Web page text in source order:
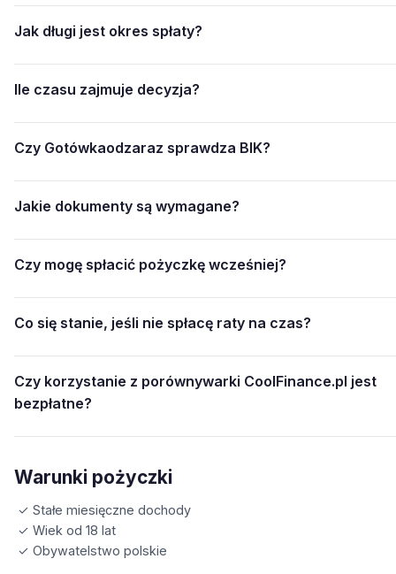
Jak długi jest okres spłaty?
Ile czasu zajmuje decyzja?
Czy Gotówkaodzaraz sprawdza BIK?
Jakie dokumenty są wymagane?
Czy mogę spłacić pożyczkę wcześniej?
Co się stanie, jeśli nie spłacę raty na czas?
Czy korzystanie z porównywarki CoolFinance.pl jest
bezpłatne?
Warunki pożyczki
✓ Stałe miesięczne dochody
✓ Wiek od 18 lat
✓ Obywatelstwo polskie